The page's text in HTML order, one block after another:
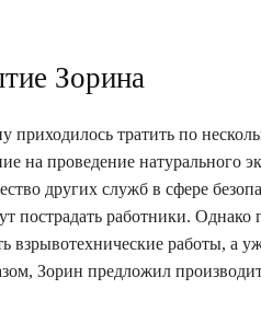
Зорина
тратить по
на проведение натурального
других служб в сфере
пострадать работники. Однако
взрывотехнические работы, а
Зорин предложил